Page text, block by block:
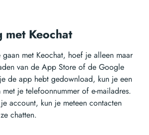
met Keochat
met Keochat, hoef je alleen maar
van de App Store of de Google
de app hebt gedownload, kun je een
je telefoonnummer of e-mailadres.
account, kun je meteen contacten
chatten.